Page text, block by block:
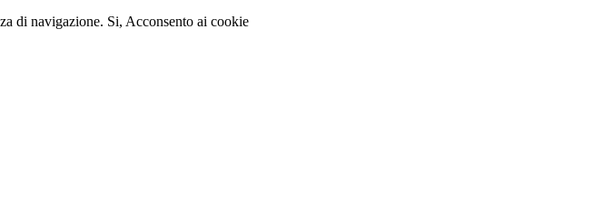
di navigazione. Si, Acconsento ai cookie